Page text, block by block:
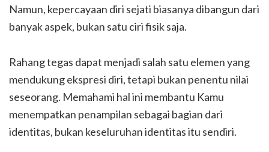
Namun, kepercayaan diri sejati biasanya dibangun dari
banyak aspek, bukan satu ciri fisik saja.
Rahang tegas dapat menjadi salah satu elemen yang
mendukung ekspresi diri, tetapi bukan penentu nilai
seseorang. Memahami hal ini membantu Kamu
menempatkan penampilan sebagai bagian dari
identitas, bukan keseluruhan identitas itu sendiri.